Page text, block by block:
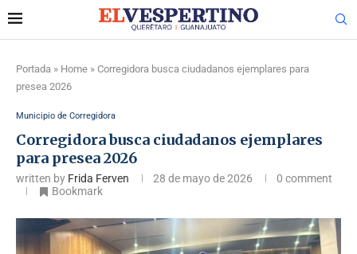
Portada » Home » Corregidora busca ciudadanos ejemplares para
presea 2026
Municipio de Corregidora
Corregidora busca ciudadanos ejemplares
para presea 2026
written by Frida Ferven 28 de mayo de 2026
0 comment
Bookmark